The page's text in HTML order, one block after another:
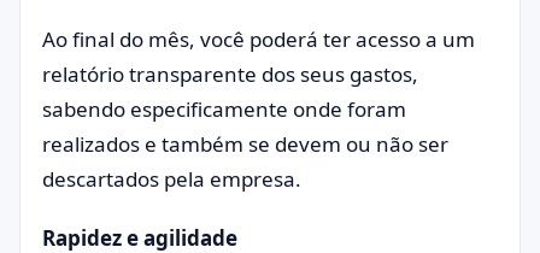
Ao final do mês, você poderá ter acesso a um
relatório transparente dos seus gastos,
sabendo especificamente onde foram
realizados e também se devem ou não ser
descartados pela empresa.
Rapidez e agilidade